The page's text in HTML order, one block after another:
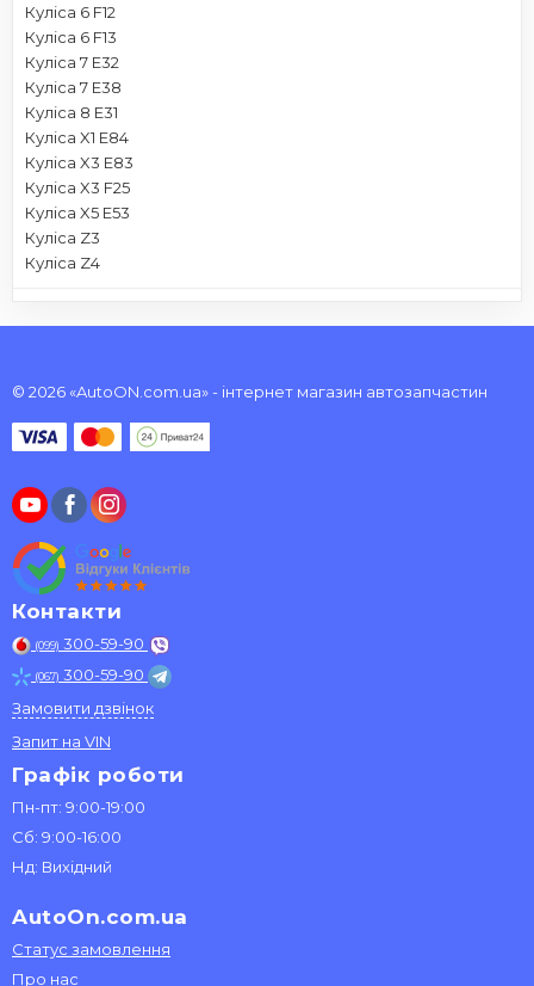
Куліса 6 F12
Куліса 6 F13
Куліса 7 E32
Куліса 7 E38
Куліса 8 E31
Куліса X1 E84
Куліса X3 E83
Куліса X3 F25
Куліса X5 E53
Куліса Z3
Куліса Z4
© 2026 «AutoON.com.ua» - інтернет магазин автозапчастин
Контакти
(099) 300-59-90
(067) 300-59-90
Замовити дзвінок
Запит на VIN
Графік роботи
Пн-пт: 9:00-19:00
Сб: 9:00-16:00
Нд: Вихідний
AutoOn.com.ua
Статус замовлення
Про нас